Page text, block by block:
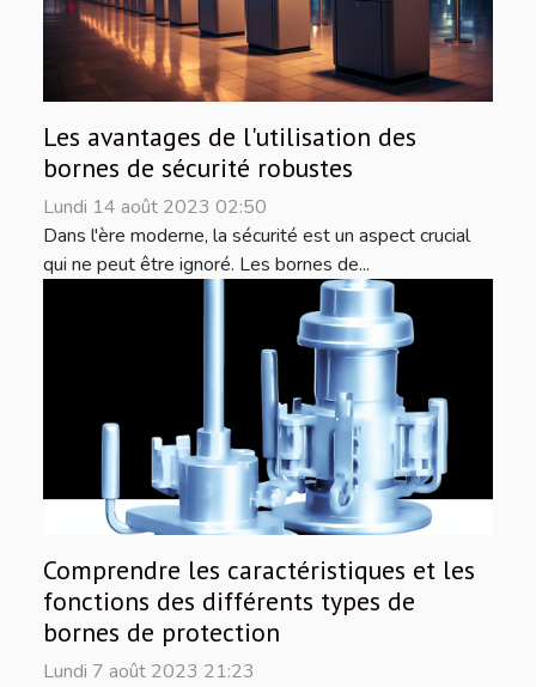
Les avantages de l'utilisation des
bornes de sécurité robustes
Lundi 14 août 2023 02:50
Dans l'ère moderne, la sécurité est un aspect crucial
qui ne peut être ignoré. Les bornes de...
Comprendre les caractéristiques et les
fonctions des différents types de
bornes de protection
Lundi 7 août 2023 21:23